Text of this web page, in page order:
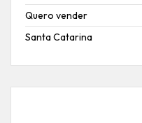
Quero vender
Santa Catarina